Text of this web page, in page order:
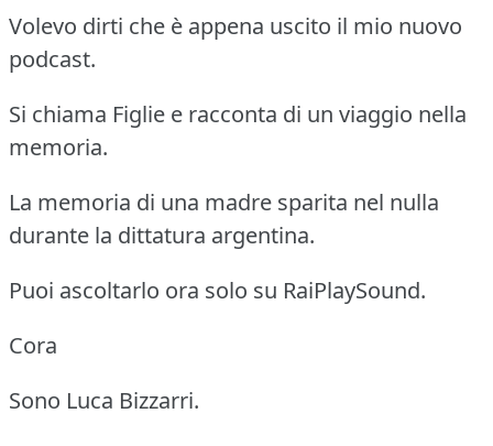
Volevo dirti che è appena uscito il mio nuovo
podcast.
Si chiama Figlie e racconta di un viaggio nella
memoria.
La memoria di una madre sparita nel nulla
durante la dittatura argentina.
Puoi ascoltarlo ora solo su RaiPlaySound.
Cora
Sono Luca Bizzarri.